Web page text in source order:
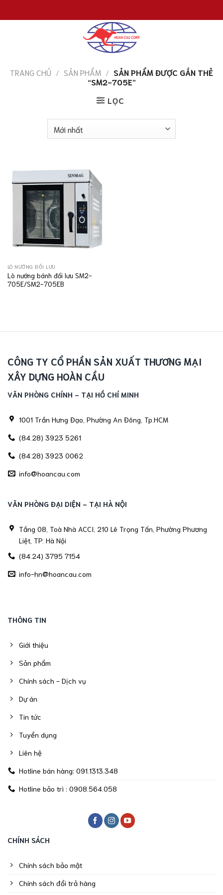
đến
TRANG CHỦ / SẢN PHẨM / SẢN PHẨM ĐƯỢC GẮN THẺ
“SM2-705E”
LỌC
LÒ NƯỚNG ĐỐI LƯU
Lò nướng bánh đối lưu SM2-
705E/SM2-705EB
CÔNG TY CỔ PHẦN SẢN XUẤT THƯƠNG MẠI
XÂY DỰNG HOÀN CẦU
VĂN PHÒNG CHÍNH - TẠI HỒ CHÍ MINH
1001 Trần Hưng Đạo, Phường An Đông, Tp.HCM
(84.28) 3923 5261
(84.28) 3923 0062
info@hoancau.com
VĂN PHÒNG ĐẠI DIỆN - TẠI HÀ NỘI
Tầng 08, Toà Nhà ACCI, 210 Lê Trọng Tấn, Phường Phương
Liệt, TP. Hà Nội
(84.24) 3795 7154
info-hn@hoancau.com
THÔNG TIN
Giới thiệu
Sản phẩm
Chính sách - Dịch vụ
Dự án
Tin tức
Tuyển dụng
Liên hệ
Hotline bán hàng: 091.1313.348
Hotline bảo trì : 0908.564.058
CHÍNH SÁCH
Chính sách bảo mật
Chính sách đổi trả hàng